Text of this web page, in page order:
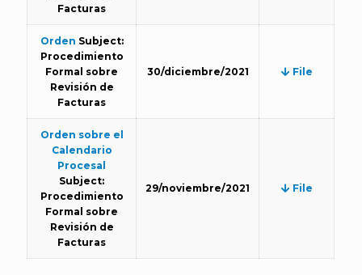
Facturas
Orden Subject:
Procedimiento
Formal sobre
Revisión de
Facturas
30/diciembre/2021 File
Orden sobre el
Calendario
Procesal
Subject:
Procedimiento
Formal sobre
Revisión de
Facturas
29/noviembre/2021 File